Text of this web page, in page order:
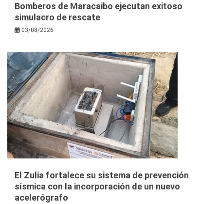
Bomberos de Maracaibo ejecutan exitoso
simulacro de rescate
03/08/2026
El Zulia fortalece su sistema de prevención
sísmica con la incorporación de un nuevo
acelerógrafo